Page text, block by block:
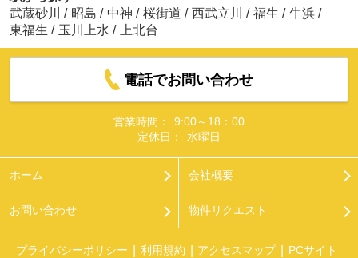
武蔵砂川
/ 昭島 / 中神 / 桜街道 / 西武立川 / 福生 / 牛浜 /
東福生 / 玉川上水 / 上北台
電話でお問い合わせ
営業時間：
9:00～18：00
定休日：
水曜日
ホーム 会社概要
お問い合わせ 物件リクエスト
プライバシーポリシー 利用規約 アクセスマップ
PCサイト